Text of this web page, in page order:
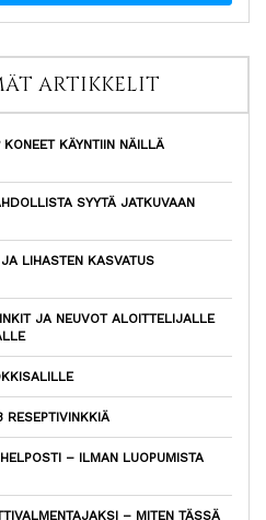
ARTIKKELIT
KONEET KÄYNTIIN NÄILLÄ
SYYTÄ JATKUVAAN
LIHASTEN KASVATUS
JA NEUVOT ALOITTELIJALLE
RESEPTIVINKKIÄ
– ILMAN LUOPUMISTA
– MITEN TÄSSÄ